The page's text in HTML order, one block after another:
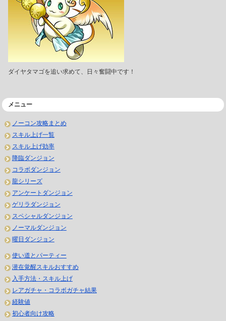
ダイヤタマゴを追い求めて、日々奮闘中です！
メニュー
ノーコン攻略まとめ
スキル上げ一覧
スキル上げ効率
降臨ダンジョン
コラボダンジョン
龍シリーズ
アンケートダンジョン
ゲリラダンジョン
スペシャルダンジョン
ノーマルダンジョン
曜日ダンジョン
使い道とパーティー
潜在覚醒スキルおすすめ
入手方法・スキル上げ
レアガチャ・コラボガチャ結果
経験値
初心者向け攻略